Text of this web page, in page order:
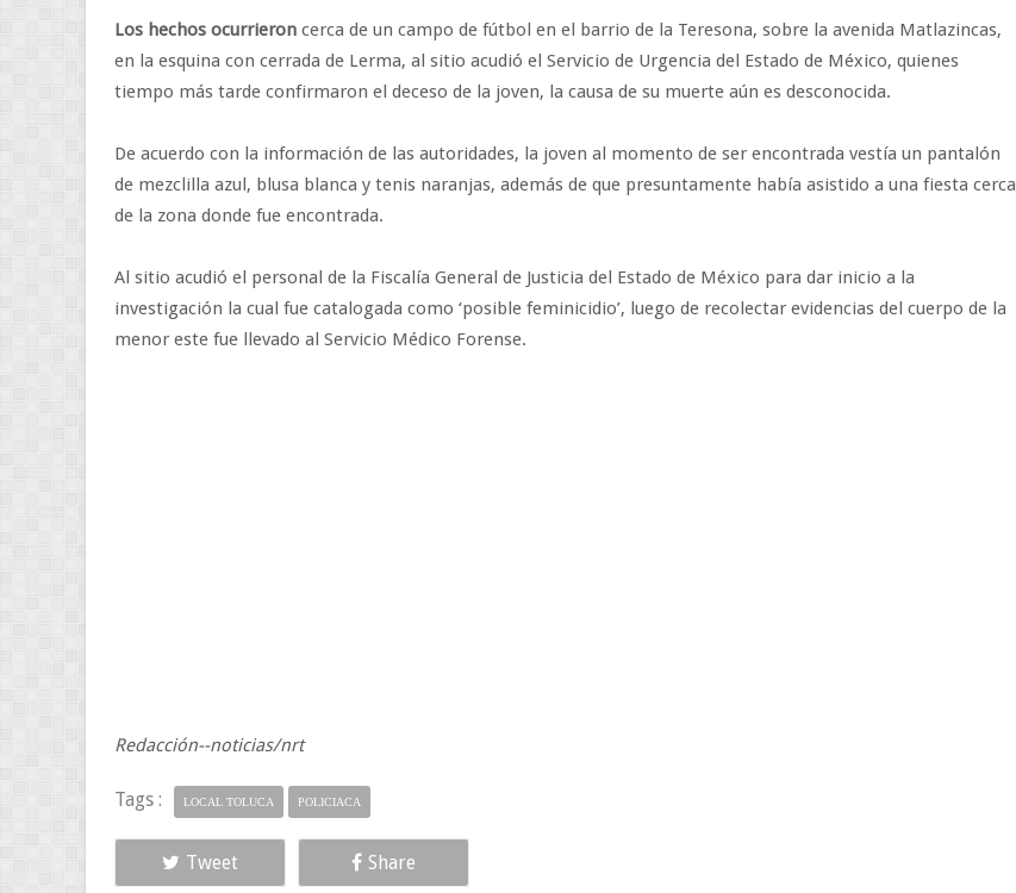
Los hechos ocurrieron cerca de un campo de fútbol en el barrio de la Teresona, sobre la avenida Matlazincas,
en la esquina con cerrada de Lerma, al sitio acudió el Servicio de Urgencia del Estado de México, quienes
tiempo más tarde confirmaron el deceso de la joven, la causa de su muerte aún es desconocida.
De acuerdo con la información de las autoridades, la joven al momento de ser encontrada vestía un pantalón
de mezclilla azul, blusa blanca y tenis naranjas, además de que presuntamente había asistido a una fiesta cerca
de la zona donde fue encontrada.
Al sitio acudió el personal de la Fiscalía General de Justicia del Estado de México para dar inicio a la
investigación la cual fue catalogada como ‘posible feminicidio’, luego de recolectar evidencias del cuerpo de la
menor este fue llevado al Servicio Médico Forense.
Redacción--noticias/nrt
Tags : LOCAL TOLUCA POLICIACA
Tweet Share